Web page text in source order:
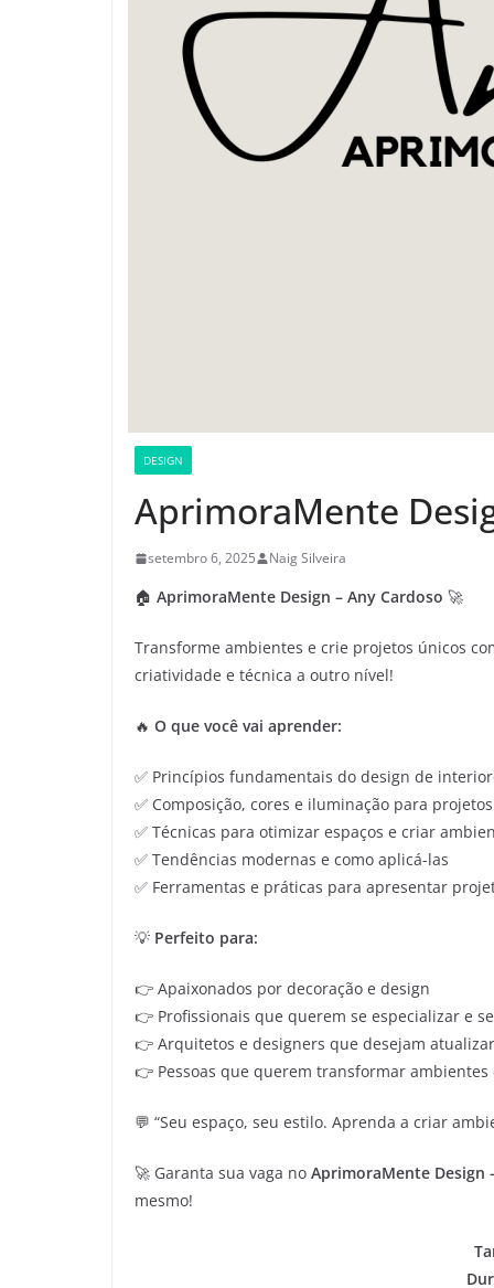
DESIGN
AprimoraMente
setembro 6, 2025 Naig Silveira
🏠 AprimoraMente Design – Any Cardoso 🚀
Transforme ambientes e crie projetos únicos
criatividade e técnica a outro nível!
🔥 O que você vai aprender:
✅ Princípios fundamentais do design de
✅ Composição, cores e iluminação para
✅ Técnicas para otimizar espaços e criar
✅ Tendências modernas e como aplicá-las
✅ Ferramentas e práticas para apresentar
💡 Perfeito para:
👉 Apaixonados por decoração e design
👉 Profissionais que querem se especializar e
👉 Arquitetos e designers que desejam
👉 Pessoas que querem transformar
💬 “Seu espaço, seu estilo. Aprenda a criar
🚀 Garanta sua vaga no AprimoraMente Design
mesmo!